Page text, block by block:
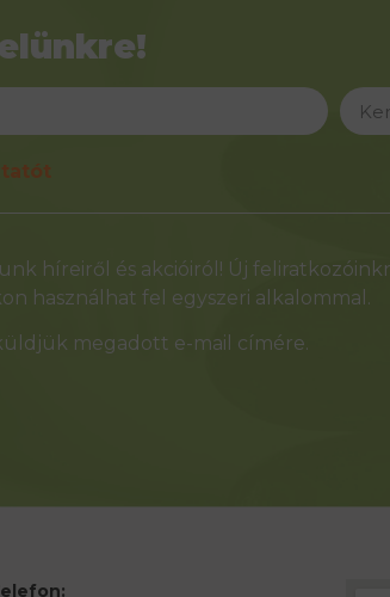
híreiről és akcióiról! Új
használhat fel egyszeri alkalommal.
megadott e-mail címére.